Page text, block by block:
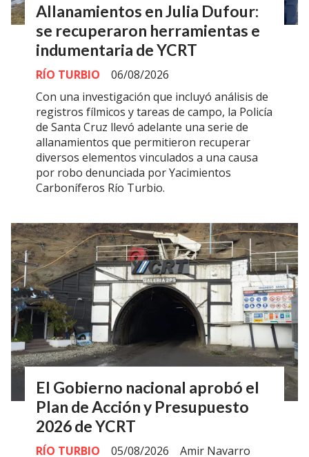
Allanamientos en Julia Dufour:
se recuperaron herramientas e
indumentaria de YCRT
RÍO TURBIO
06/08/2026
Con una investigación que incluyó análisis de
registros fílmicos y tareas de campo, la Policía
de Santa Cruz llevó adelante una serie de
allanamientos que permitieron recuperar
diversos elementos vinculados a una causa
por robo denunciada por Yacimientos
Carboníferos Río Turbio.
El Gobierno nacional aprobó el
Plan de Acción y Presupuesto
2026 de YCRT
Amir Navarro
RÍO TURBIO
05/08/2026